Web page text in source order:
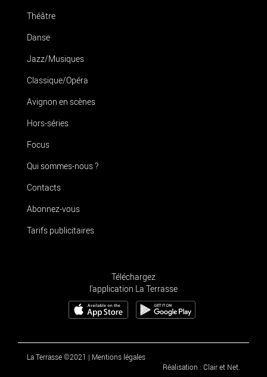
Théâtre
Danse
Jazz/Musiques
Classique/Opéra
Avignon en scènes
Hors-séries
Focus
Qui sommes-nous ?
Contacts
Abonnez-vous
Tarifs publicitaires
Téléchargez
l'application La Terrasse
La Terrasse ©2021 | Mentions légales
Réalisation : Clair et Net.